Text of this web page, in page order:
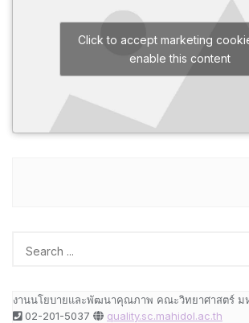
Click to accept marketing
enable this content
งานนโยบายและพัฒนาคุณภาพ คณะวิทยาศาสตร์ ม
02-201-5037
quality.sc.mahidol.ac.th